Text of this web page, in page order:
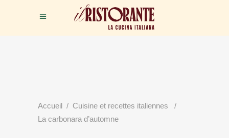
Accueil / Cuisine et recettes italiennes
/
La carbonara d’automne
RÉSERVER